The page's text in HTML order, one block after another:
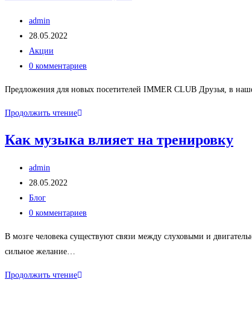
Автор
записи:
admin
Запись
опубликована:
28.05.2022
Рубрика
записи:
Акции
Комментарии
0 комментариев
Предложения для новых посетителей IMMER CLUB Друзья, в
Продолжить чтениеПостоянные
Как музыка влияет на тренировку
Автор
записи:
admin
Запись
опубликована:
28.05.2022
Рубрика
записи:
Блог
Комментарии
0 комментариев
В мозге человека существуют связи между слуховыми и
сильное желание…
Продолжить чтениеКак